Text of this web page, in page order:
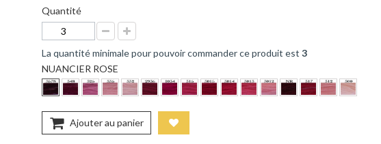
Quantité
La quantité minimale pour pouvoir commander ce produit est 3
NUANCIER ROSE
Ajouter au panier